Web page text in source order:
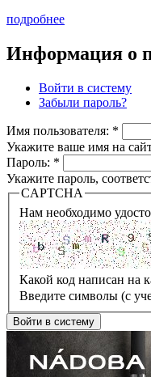
подробнее
Информация о
Войти в систему
Забыли пароль?
Имя пользователя: *
Укажите ваше имя на
Пароль: *
Укажите пароль,
CAPTCHA
Нам необходимо
Какой код написан на
Введите символы (с